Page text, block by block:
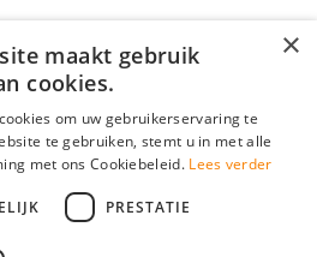
×
maakt gebruik
cookies.
om uw gebruikerservaring te
te gebruiken, stemt u in met alle
met ons Cookiebeleid. Lees verder
PRESTATIE